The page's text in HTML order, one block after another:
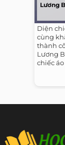
Lương
Diện
cùng
thành
Lương
chiếc áo